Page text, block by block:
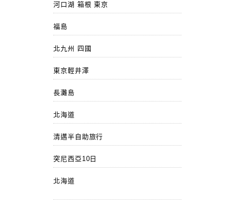
河口湖 箱根 東京
福島
北九州 四國
東京輕井澤
長灘島
北海道
清邁半自助旅行
突尼西亞10日
北海道